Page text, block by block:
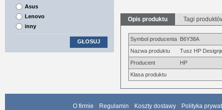
Opis produktu Tagi
Symbol producenta B6Y38A
Nazwa produktu
Tusz HP
Producent
HP
Klasa produktu
Asus
Lenovo
inny
GŁOSUJ
O firmie Regulamin Koszty dostawy Polityka